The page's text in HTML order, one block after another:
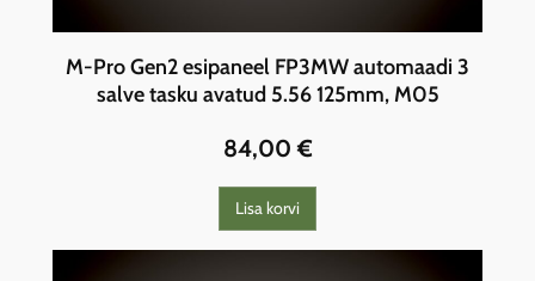
M-Pro Gen2 esipaneel FP3MW automaadi 3
salve tasku avatud 5.56 125mm, M05
84,00€
Lisa korvi